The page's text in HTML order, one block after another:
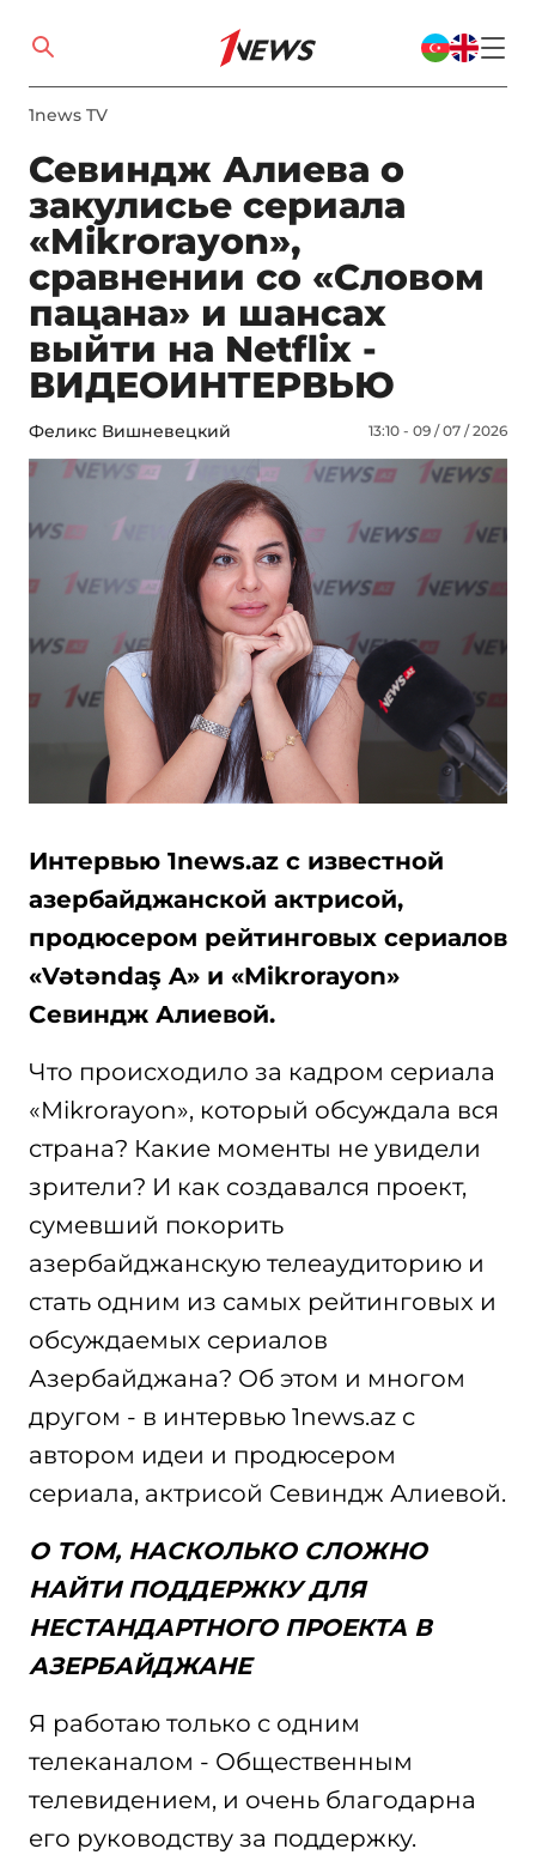
1news TV
Севиндж Алиева о
закулисье сериала
«Mikrorayon»,
сравнении со «Словом
пацана» и шансах
выйти на Netflix -
ВИДЕОИНТЕРВЬЮ
Феликс Вишневецкий 13:10 - 09 / 07 / 2026
Интервью 1news.az с известной
азербайджанской актрисой,
продюсером рейтинговых сериалов
«Vətəndaş A» и «Mikrorayon»
Севиндж Алиевой.
Что происходило за кадром сериала
«Mikrorayon», который обсуждала вся
страна? Какие моменты не увидели
зрители? И как создавался проект,
сумевший покорить
азербайджанскую телеаудиторию и
стать одним из самых рейтинговых и
обсуждаемых сериалов
Азербайджана? Об этом и многом
другом - в интервью 1news.az с
автором идеи и продюсером
сериала, актрисой Севиндж Алиевой.
О ТОМ, НАСКОЛЬКО СЛОЖНО
НАЙТИ ПОДДЕРЖКУ ДЛЯ
НЕСТАНДАРТНОГО ПРОЕКТА В
АЗЕРБАЙДЖАНЕ
Я работаю только с одним
телеканалом - Общественным
телевидением, и очень благодарна
его руководству за поддержку.